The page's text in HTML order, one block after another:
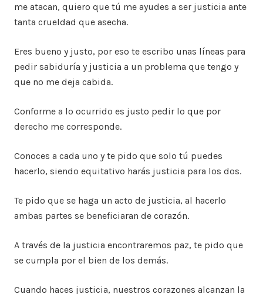
me atacan, quiero que tú me ayudes a ser justicia ante
tanta crueldad que asecha.
Eres bueno y justo, por eso te escribo unas líneas para
pedir sabiduría y justicia a un problema que tengo y
que no me deja cabida.
Conforme a lo ocurrido es justo pedir lo que por
derecho me corresponde.
Conoces a cada uno y te pido que solo tú puedes
hacerlo, siendo equitativo harás justicia para los dos.
Te pido que se haga un acto de justicia, al hacerlo
ambas partes se beneficiaran de corazón.
A través de la justicia encontraremos paz, te pido que
se cumpla por el bien de los demás.
Cuando haces justicia, nuestros corazones alcanzan la